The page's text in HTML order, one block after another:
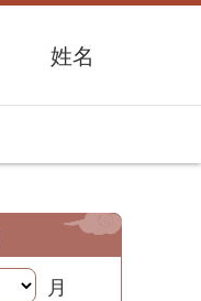
姓名
月